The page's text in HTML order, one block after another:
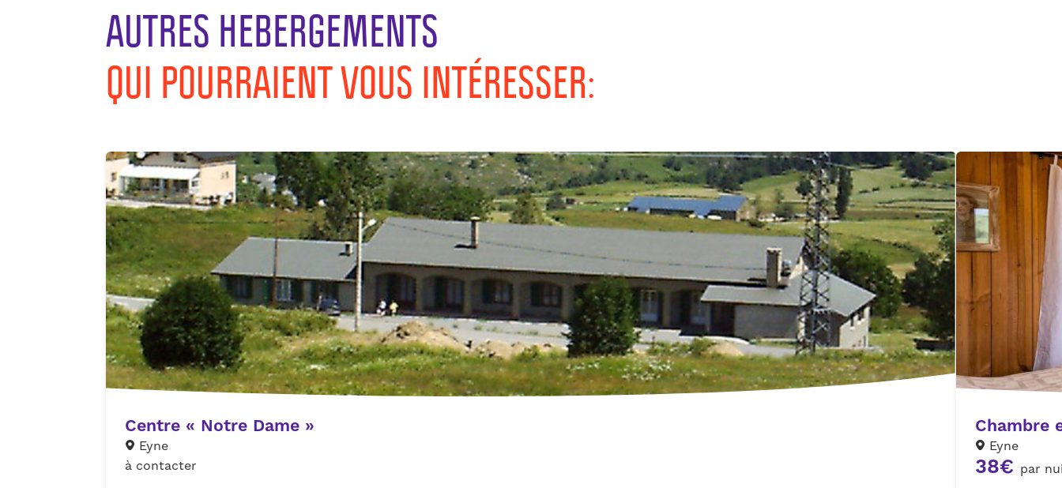
AUTRES HEBERGEMENTS
QUI POURRAIENT VOUS INTÉRESSER:
Centre « Notre Dame »
Eyne
à contacter
Chambre
Eyne
38€ par